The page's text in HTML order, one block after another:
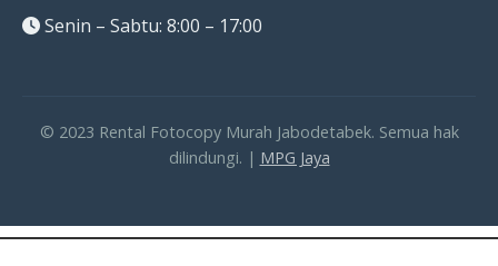
Senin – Sabtu: 8:00 – 17:00
© 2023 Rental Fotocopy Murah Jabodetabek. Semua hak
dilindungi. | MPG Jaya